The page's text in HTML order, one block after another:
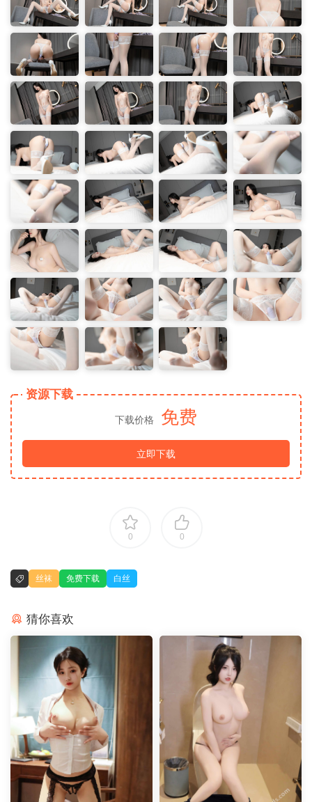
资源下载
下载价格 免费
立即下载
0 0
丝袜 免费下载 白丝
猜你喜欢